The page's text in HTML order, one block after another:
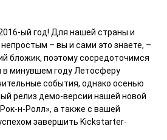
ый год! Для нашей страны и
– вы и сами это знаете, –
бложик, поэтому сосредоточимся
в минувшем году Летосферу
события, однако осенью
релиз демо-версии нашей новой
н-Ролл», а также с вашей
завершить Kickstarter-